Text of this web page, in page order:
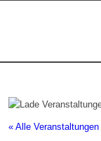
« Alle Veranstaltungen